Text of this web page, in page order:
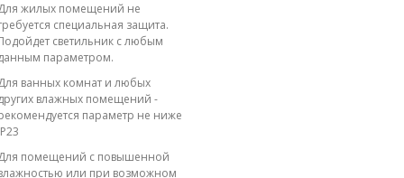
жилых помещений не
специальная защита.
светильник с любым
параметром.
ванных комнат и любых
влажных помещений -
параметр не ниже
помещений с повышенной
или при возможном